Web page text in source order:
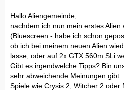
Hallo Aliengemeinde,
nachdem ich nun mein erstes
(Bluescreen - habe ich schon
ob ich bei meinem neuen Alien
lasse, oder auf 2x GTX 560m SLi
Gibt es irgendwelche Tipps? Bin
sehr abweichende Meinungen gibt.
Spiele wie Crysis 2, Witcher 2